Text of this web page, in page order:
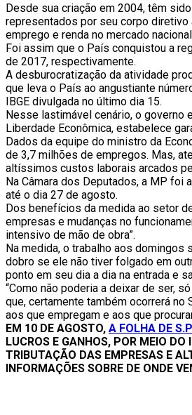
Desde sua criação em 2004, têm
representados por seu corpo diretivo
emprego e renda no mercado
Foi assim que o País conquistou a
de 2017, respectivamente.
A desburocratização da atividade
que leva o País ao angustiante
IBGE divulgada no último dia 15.
Nesse lastimável cenário, o governo
Liberdade Econômica, estabelece
Dados da equipe do ministro da
de 3,7 milhões de empregos. Mas,
altíssimos custos laborais arcados
Na Câmara dos Deputados, a MP foi
até o dia 27 de agosto.
Dos benefícios da medida ao setor
empresas e mudanças no
intensivo de mão de obra”.
Na medida, o trabalho aos domingos
dobro se ele não tiver folgado em
ponto em seu dia a dia na entrada e
“Como não poderia a deixar de ser,
que, certamente também ocorrerá
aos que empregam e aos que
EM 10 DE AGOSTO, A FOLHA DE
LUCROS E GANHOS, POR MEIO
TRIBUTAÇÃO DAS EMPRESAS E
INFORMAÇÕES SOBRE DE ONDE